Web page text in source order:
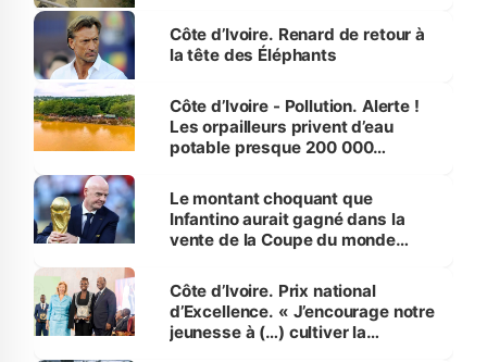
Côte d’Ivoire. Renard de retour à
la tête des Éléphants
Côte d’Ivoire - Pollution. Alerte !
Les orpailleurs privent d’eau
potable presque 200 000
Le montant choquant que
Infantino aurait gagné dans la
vente de la Coupe du monde
Côte d’Ivoire. Prix national
d’Excellence. « J’encourage notre
jeunesse à (…) cultiver la